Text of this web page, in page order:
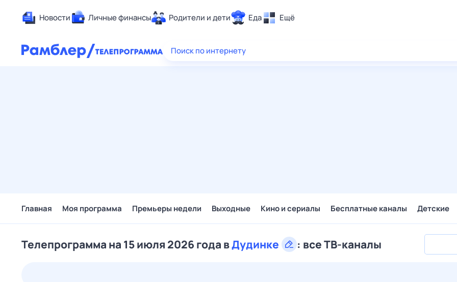
Новости Личные финансы Родители и дети Еда Ещё
Здоровье
Поиск по интернету
Главная Моя программа Премьеры недели Выходные Кино и сериалы Бесплатные каналы Детские
Телепрограмма на 15 июля 2026 года вДудинке : все ТВ-каналы